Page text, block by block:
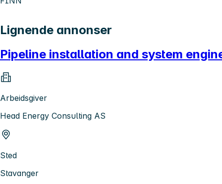
Lignende annonser
Pipeline installation and system
Arbeidsgiver
Head Energy Consulting AS
Sted
Stavanger